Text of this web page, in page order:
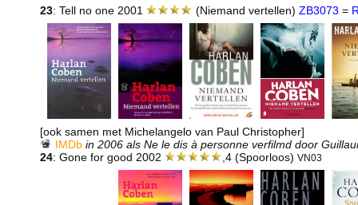
23: Tell no one 2001 (Niemand vertellen) ZB3073 =
[ook samen met Michelangelo van Paul Christopher]
IMDb in 2006 als Ne le dis à personne verfilmd door
24: Gone for good 2002 ,4 (Spoorloos)VN03